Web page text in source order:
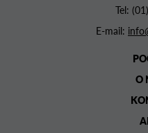
Tel:
E-mail:
O